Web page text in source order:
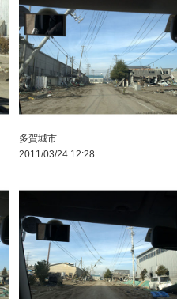
多賀城市
2011/03/24 12:28